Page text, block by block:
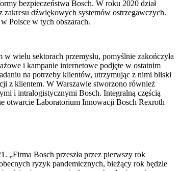
bezpieczeństwa Bosch. W roku 2020 dział
dźwiękowych systemów ostrzegawczych.
Polsce w tych obszarach.
wielu sektorach przemysłu, pomyślnie zakończyła
i kampanie internetowe podjęte w ostatnim
na potrzeby klientów, utrzymując z nimi bliski
z klientem. W Warszawie stworzono również
i intralogistycznymi Bosch. Integralną częścią
otwarcie Laboratorium Innowacji Bosch Rexroth
„Firma Bosch przeszła przez pierwszy rok
ryzyk pandemicznych, bieżący rok będzie